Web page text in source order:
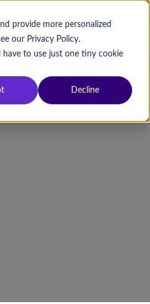
provide more personalized
our Privacy Policy.
to use just one tiny cookie
Decline
tema Aprende por